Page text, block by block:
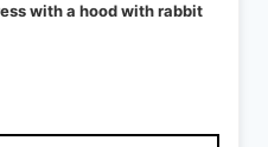
with a hood with rabbit